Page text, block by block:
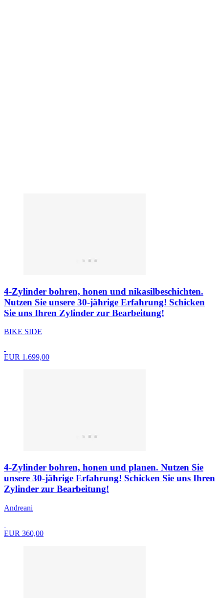
4-Zylinder bohren, honen und nikasilbeschichten.
Nutzen Sie unsere 30-jährige Erfahrung! Schicken
Sie uns Ihren Zylinder zur Bearbeitung!
BIKE SIDE
EUR 1.699,00
4-Zylinder bohren, honen und planen. Nutzen Sie
unsere 30-jährige Erfahrung! Schicken Sie uns Ihren
Zylinder zur Bearbeitung!
Andreani
EUR 360,00